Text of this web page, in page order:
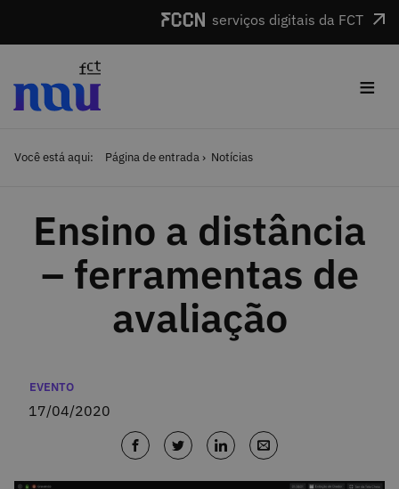
serviços digitais da FCT
≡
Você está aqui: Página de entrada Notícias
Ensino a distância
– ferramentas de
avaliação
Categorias
EVENTO
17/04/2020